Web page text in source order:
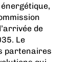
de
Le
partenaires